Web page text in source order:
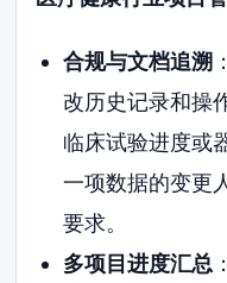
合规与文档追溯
改历史记录和操
临床试验进度或
一项数据的变更
要求。
多项目进度汇总